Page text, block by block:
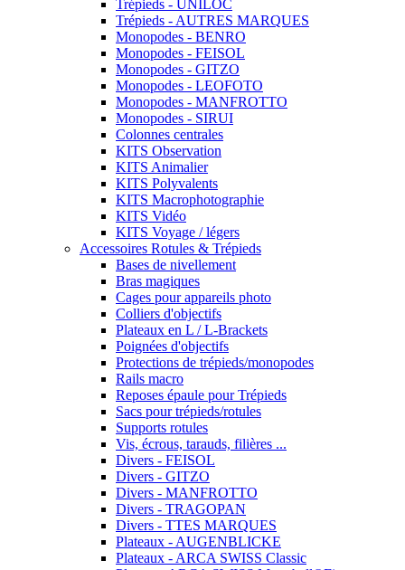
Trépieds - UNILOC
Trépieds - AUTRES MARQUES
Monopodes - BENRO
Monopodes - FEISOL
Monopodes - GITZO
Monopodes - LEOFOTO
Monopodes - MANFROTTO
Monopodes - SIRUI
Colonnes centrales
KITS Observation
KITS Animalier
KITS Polyvalents
KITS Macrophotographie
KITS Vidéo
KITS Voyage / légers
Accessoires Rotules & Trépieds
Bases de nivellement
Bras magiques
Cages pour appareils photo
Colliers d'objectifs
Plateaux en L / L-Brackets
Poignées d'objectifs
Protections de trépieds/monopodes
Rails macro
Reposes épaule pour Trépieds
Sacs pour trépieds/rotules
Supports rotules
Vis, écrous, tarauds, filières ...
Divers - FEISOL
Divers - GITZO
Divers - MANFROTTO
Divers - TRAGOPAN
Divers - TTES MARQUES
Plateaux - AUGENBLICKE
Plateaux - ARCA SWISS Classic